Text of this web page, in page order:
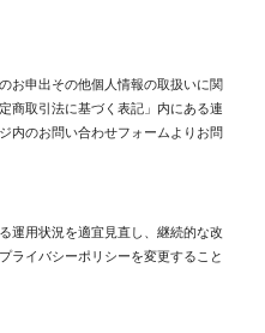
お申出その他個人情報の取扱いに関
商取引法に基づく表記」内にある連
内のお問い合わせフォームよりお問
運用状況を適宜見直し、継続的な改
ライバシーポリシーを変更すること